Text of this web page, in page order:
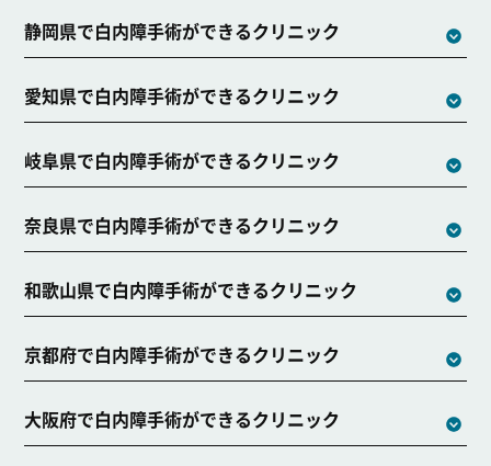
静岡県で白内障手術ができるクリニック
愛知県で白内障手術ができるクリニック
岐阜県で白内障手術ができるクリニック
奈良県で白内障手術ができるクリニック
和歌山県で白内障手術ができるクリニック
京都府で白内障手術ができるクリニック
大阪府で白内障手術ができるクリニック